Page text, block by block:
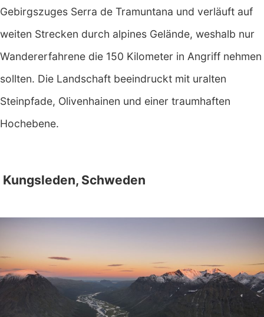
Gebirgszuges Serra de Tramuntana und verläuft auf
weiten Strecken durch alpines Gelände, weshalb nur
Wandererfahrene die 150 Kilometer in Angriff nehmen
sollten. Die Landschaft beeindruckt mit uralten
Steinpfade, Olivenhainen und einer traumhaften
Hochebene.
Kungsleden, Schweden